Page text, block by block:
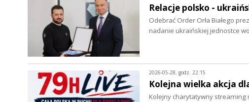
Relacje polsko -
Odebrać Order Orła Białego
nadanie ukraińskiej jednostce
2026-05-28, godz. 22:15
Kolejna wielka akcja
Kolejny charytatywny streaming